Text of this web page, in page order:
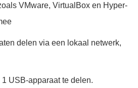
VMware, VirtualBox en Hyper-
delen via een lokaal netwerk,
USB-apparaat te delen.